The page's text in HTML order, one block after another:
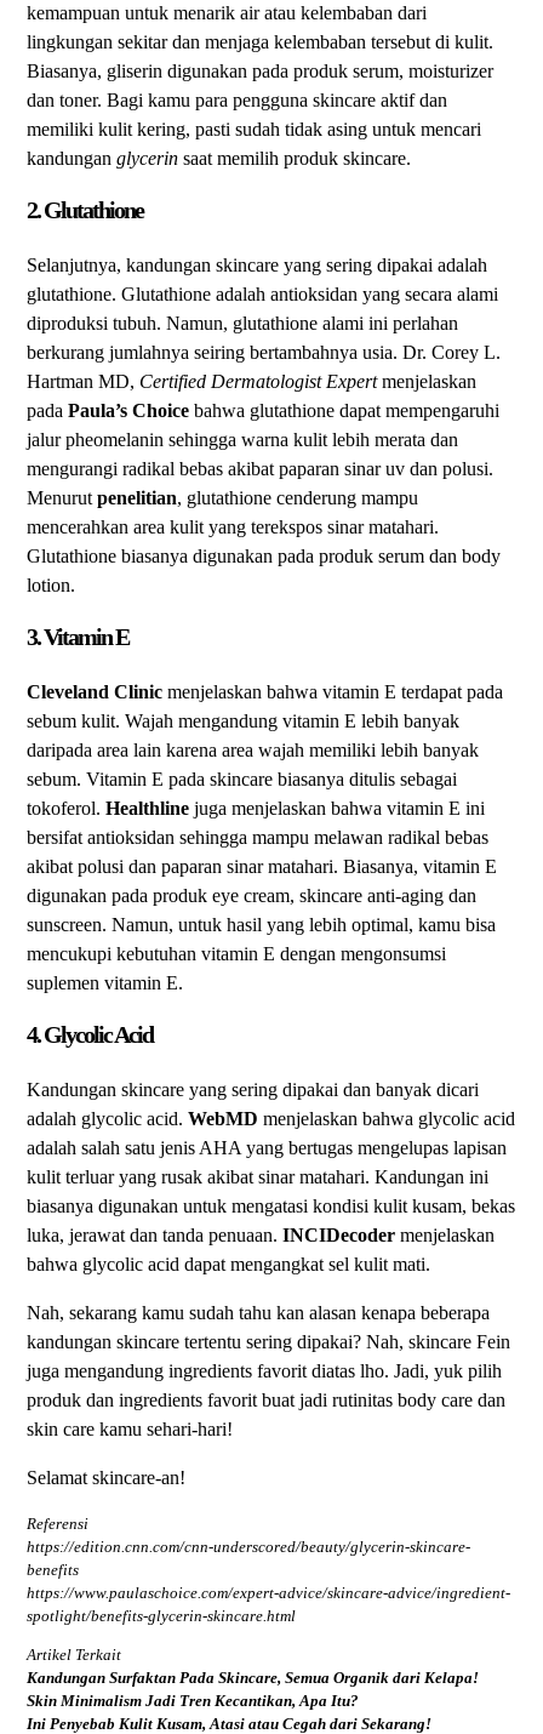
kemampuan untuk menarik air atau kelembaban dari
lingkungan sekitar dan menjaga kelembaban tersebut di kulit.
Biasanya, gliserin digunakan pada produk serum, moisturizer
dan toner. Bagi kamu para pengguna skincare aktif dan
memiliki kulit kering, pasti sudah tidak asing untuk mencari
kandunganglycerinsaat memilih produk skincare.
2. Glutathione
Selanjutnya, kandungan skincare yang sering dipakai adalah
glutathione. Glutathione adalah antioksidan yang secara alami
diproduksi tubuh. Namun, glutathione alami ini perlahan
berkurang jumlahnya seiring bertambahnya usia. Dr. Corey L.
Hartman MD, Certified Dermatologist Expertmenjelaskan
padaPaula’s Choice bahwa glutathione dapat mempengaruhi
jalur pheomelanin sehingga warna kulit lebih merata dan
mengurangi radikal bebas akibat paparan sinar uv dan polusi.
Menurutpenelitian, glutathione cenderung mampu
mencerahkan area kulit yang terekspos sinar matahari.
Glutathione biasanya digunakan pada produk serum dan body
lotion.
3. Vitamin E
Cleveland Clinic menjelaskan bahwa vitamin E terdapat pada
sebum kulit. Wajah mengandung vitamin E lebih banyak
daripada area lain karena area wajah memiliki lebih banyak
sebum. Vitamin E pada skincare biasanya ditulis sebagai
tokoferol.Healthlinejuga menjelaskan bahwa vitamin E ini
bersifat antioksidan sehingga mampu melawan radikal bebas
akibat polusi dan paparan sinar matahari. Biasanya, vitamin E
digunakan pada produk eye cream, skincare anti-aging dan
sunscreen. Namun, untuk hasil yang lebih optimal, kamu bisa
mencukupi kebutuhan vitamin E dengan mengonsumsi
suplemen vitamin E.
4. Glycolic Acid
Kandungan skincare yang sering dipakai dan banyak dicari
adalah glycolic acid.WebMDmenjelaskan bahwa glycolic acid
adalah salah satu jenis AHA yang bertugas mengelupas lapisan
kulit terluar yang rusak akibat sinar matahari. Kandungan ini
biasanya digunakan untuk mengatasi kondisi kulit kusam, bekas
luka, jerawat dan tanda penuaan.INCIDecodermenjelaskan
bahwa glycolic acid dapat mengangkat sel kulit mati.
Nah, sekarang kamu sudah tahu kan alasan kenapa beberapa
kandungan skincare tertentu sering dipakai? Nah, skincare Fein
juga mengandung ingredients favorit diatas lho. Jadi, yuk pilih
produk dan ingredients favorit buat jadi rutinitas body care dan
skin care kamu sehari-hari!
Selamat skincare-an!
Referensi
https://edition.cnn.com/cnn-underscored/beauty/glycerin-skincare-
benefits
https://www.paulaschoice.com/expert-advice/skincare-advice/ingredient-
spotlight/benefits-glycerin-skincare.html
Artikel Terkait
Kandungan Surfaktan Pada Skincare, Semua Organik dari Kelapa!
Skin Minimalism Jadi Tren Kecantikan, Apa Itu?
Ini Penyebab Kulit Kusam, Atasi atau Cegah dari Sekarang!